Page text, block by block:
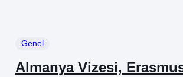
Genel
Almanya Vizesi,